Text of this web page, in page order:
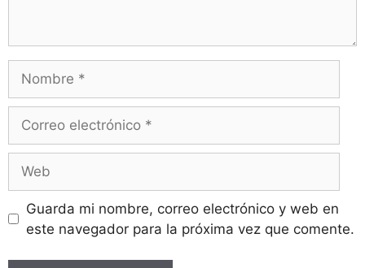
Guarda mi nombre, correo electrónico y web en
este navegador para la próxima vez que comente.